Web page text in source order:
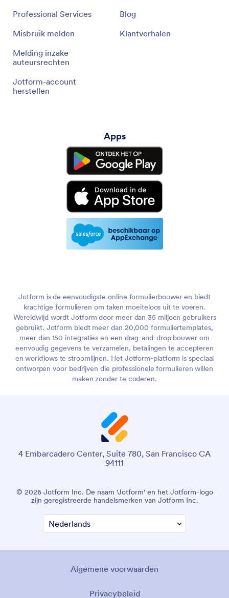
Professional Services
Misbruik melden
Melding inzake
auteursrechten
Jotform-account
herstellen
Blog
Klantverhalen
Apps
Jotform is de eenvoudigste online formulierbouwer en biedt
krachtige formulieren om taken moeiteloos uit te voeren.
Wereldwijd wordt Jotform door meer dan 35 miljoen gebruikers
gebruikt. Jotform biedt meer dan 20,000 formuliertemplates,
meer dan 150 integraties en een drag-and-drop bouwer om
eenvoudig gegevens te verzamelen, betalingen te accepteren
en workflows te stroomlijnen. Het Jotform-platform is speciaal
ontworpen voor bedrijven die professionele formulieren willen
maken zonder te coderen.
4 Embarcadero Center, Suite 780, San Francisco CA
94111
© 2026 Jotform Inc. De naam 'Jotform' en het Jotform-logo
zijn geregistreerde handelsmerken van Jotform Inc.
Algemene voorwaarden
Privacybeleid